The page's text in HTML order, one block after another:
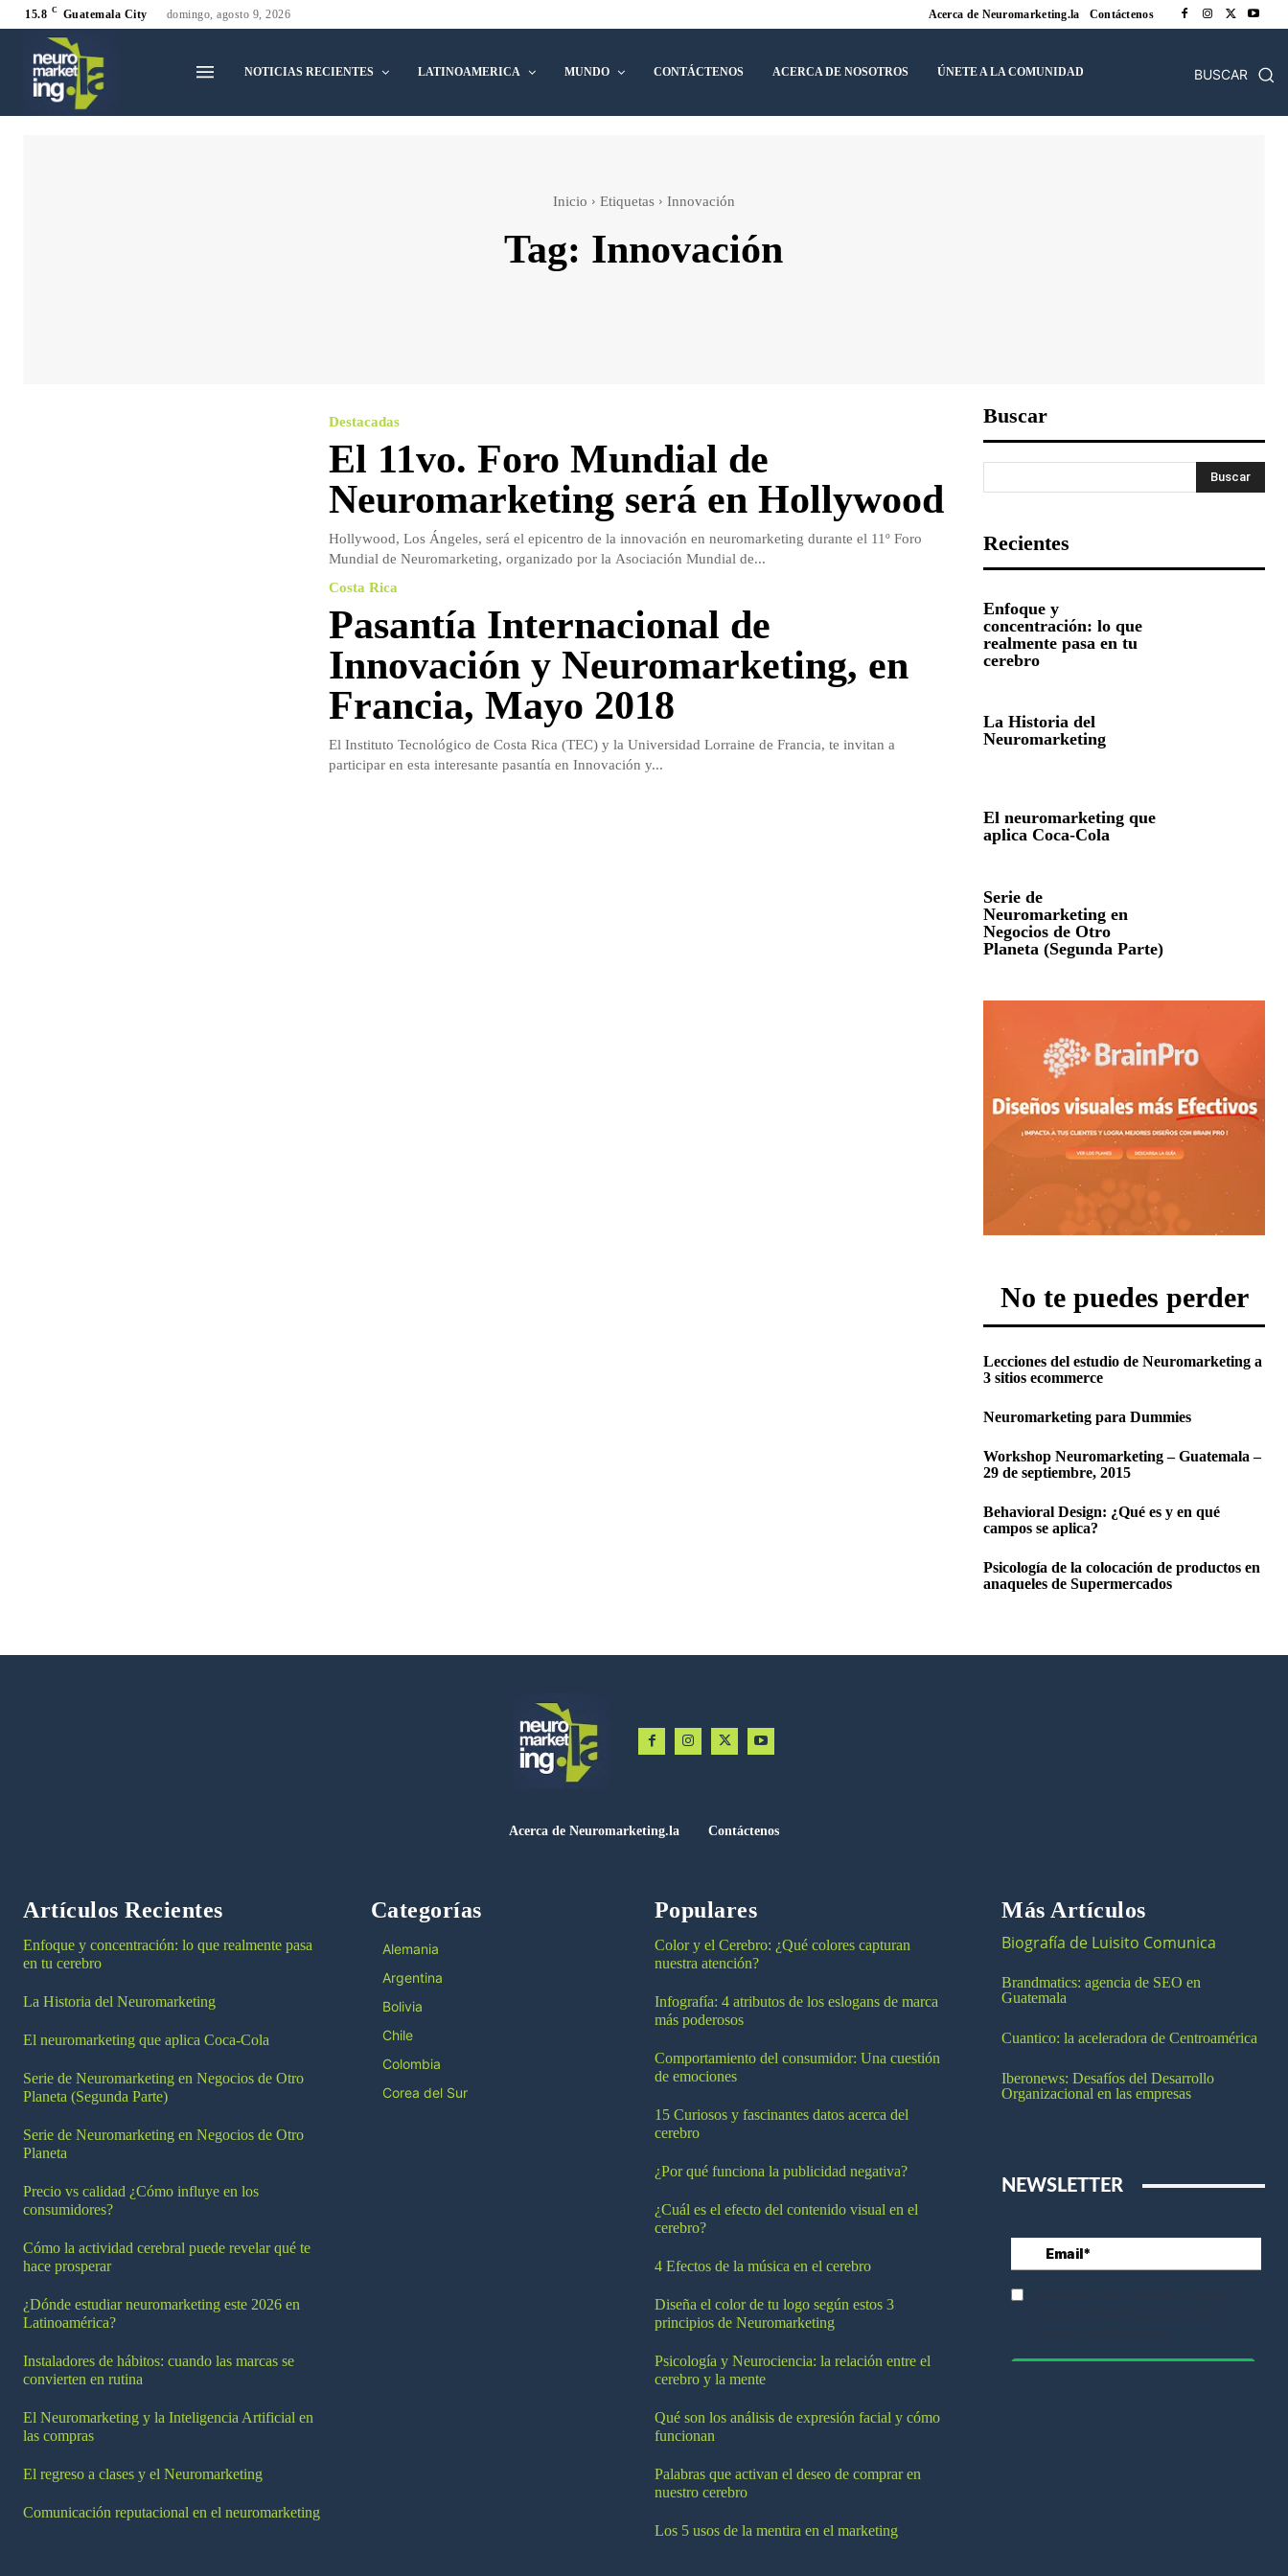
15.8 C Guatemala City domingo, agosto 9, 2026 Acerca de Neuromarketing.la Contáctenos
NOTICIAS RECIENTES LATINOAMERICA MUNDO CONTÁCTENOS ACERCA DE NOSOTROS ÚNETE A LA COMUNIDAD BUSCAR
Inicio Etiquetas Innovación
Tag: Innovación
Destacadas
El 11vo. Foro Mundial de
Neuromarketing será en Hollywood
Hollywood, Los Ángeles, será el epicentro de la innovación en neuromarketing durante el 11º Foro
Mundial de Neuromarketing, organizado por la Asociación Mundial de...
Costa Rica
Pasantía Internacional de
Innovación y Neuromarketing, en
Francia, Mayo 2018
El Instituto Tecnológico de Costa Rica (TEC) y la Universidad Lorraine de Francia, te invitan a
participar en esta interesante pasantía en Innovación y...
Buscar
Buscar
Recientes
Enfoque y
concentración: lo que
realmente pasa en tu
cerebro
La Historia del
Neuromarketing
El neuromarketing que
aplica Coca-Cola
Serie de
Neuromarketing en
Negocios de Otro
Planeta (Segunda Parte)
No te puedes perder
Lecciones del estudio de Neuromarketing a
3 sitios ecommerce
Neuromarketing para Dummies
Workshop Neuromarketing – Guatemala –
29 de septiembre, 2015
Behavioral Design: ¿Qué es y en qué
campos se aplica?
Psicología de la colocación de productos en
anaqueles de Supermercados
Acerca de Neuromarketing.la Contáctenos
Artículos Recientes
Enfoque y concentración: lo que realmente pasa
en tu cerebro
La Historia del Neuromarketing
El neuromarketing que aplica Coca-Cola
Serie de Neuromarketing en Negocios de Otro
Planeta (Segunda Parte)
Serie de Neuromarketing en Negocios de Otro
Planeta
Precio vs calidad ¿Cómo influye en los
consumidores?
Cómo la actividad cerebral puede revelar qué te
hace prosperar
¿Dónde estudiar neuromarketing este 2026 en
Latinoamérica?
Instaladores de hábitos: cuando las marcas se
convierten en rutina
El Neuromarketing y la Inteligencia Artificial en
las compras
El regreso a clases y el Neuromarketing
Comunicación reputacional en el neuromarketing
Categorías
Alemania
Argentina
Bolivia
Chile
Colombia
Corea del Sur
Populares
Color y el Cerebro: ¿Qué colores capturan
nuestra atención?
Infografía: 4 atributos de los eslogans de marca
más poderosos
Comportamiento del consumidor: Una cuestión
de emociones
15 Curiosos y fascinantes datos acerca del
cerebro
¿Por qué funciona la publicidad negativa?
¿Cuál es el efecto del contenido visual en el
cerebro?
4 Efectos de la música en el cerebro
Diseña el color de tu logo según estos 3
principios de Neuromarketing
Psicología y Neurociencia: la relación entre el
cerebro y la mente
Qué son los análisis de expresión facial y cómo
funcionan
Palabras que activan el deseo de comprar en
nuestro cerebro
Los 5 usos de la mentira en el marketing
Más Artículos
Biografía de Luisito Comunica
Brandmatics: agencia de SEO en
Guatemala
Cuantico: la aceleradora de Centroamérica
Iberonews: Desafíos del Desarrollo
Organizacional en las empresas
NEWSLETTER